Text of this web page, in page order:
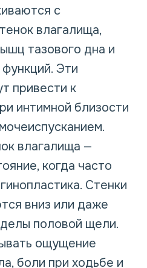
с
влагалища,
тазового дна и
Эти
привести к
интимной близости
влагалища —
когда часто
Стенки
вниз или даже
половой щели.
ощущение
боли при ходьбе и